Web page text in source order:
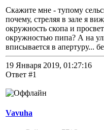
Скажите мне - тупому
почему, стреляя в зале я
окружность скопа и
окружностью пипа? А на
вписывается в апертуру...
19 Января 2019, 01:27:16
Ответ #1
Vavuha